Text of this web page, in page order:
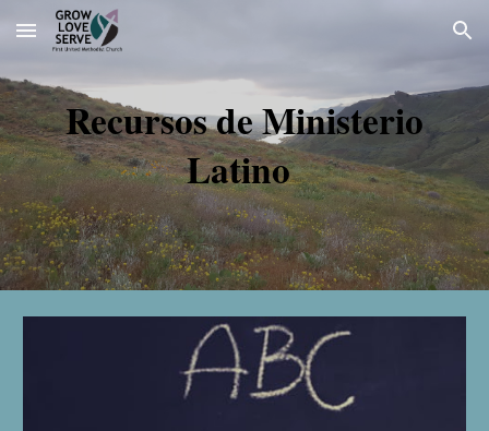
Skip to main content Skip to navigation
Recursos de Ministerio
Latino